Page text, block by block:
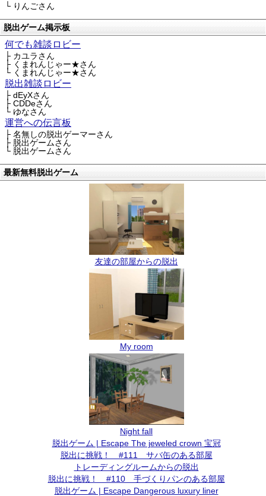
└ りんごさん
脱出ゲーム掲示板
何でも雑談ロビー
├ カユラさん
├ くまれんじゃー★さん
└ くまれんじゃー★さん
脱出雑談ロビー
├ dEyXさん
├ CDDeさん
└ ゆなさん
運営への伝言板
├ 名無しの脱出ゲーマーさん
├ 脱出ゲームさん
└ 脱出ゲームさん
最新無料脱出ゲーム
友達の部屋からの脱出
My room
Night fall
脱出ゲーム | Escape The jeweled crown 宝冠
脱出に挑戦！ #111 サバ缶のある部屋
トレーディングルームからの脱出
脱出に挑戦！ #110 手づくりパンのある部屋
脱出ゲーム | Escape Dangerous luxury liner